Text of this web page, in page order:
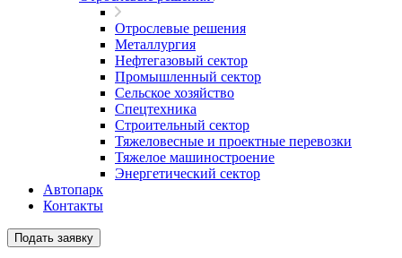
Отрослевые решения
Металлургия
Нефтегазовый сектор
Промышленный сектор
Сельское хозяйство
Спецтехника
Строительный сектор
Тяжеловесные и проектные перевозки
Тяжелое машиностроение
Энергетический сектор
Автопарк
Контакты
Подать заявку